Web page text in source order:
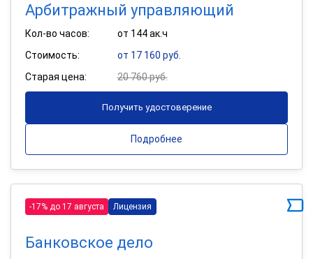
Арбитражный управляющий
Кол-во часов:
от 144 ак.ч
Стоимость:
от 17 160 руб.
Старая цена:
20 760 руб.
Получить удостоверение
Подробнее
-17% до 17 августа Лицензия
Банковское дело